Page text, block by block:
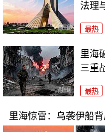
法理
最热
里海
三重
最热
里海惊雷：乌袭伊船